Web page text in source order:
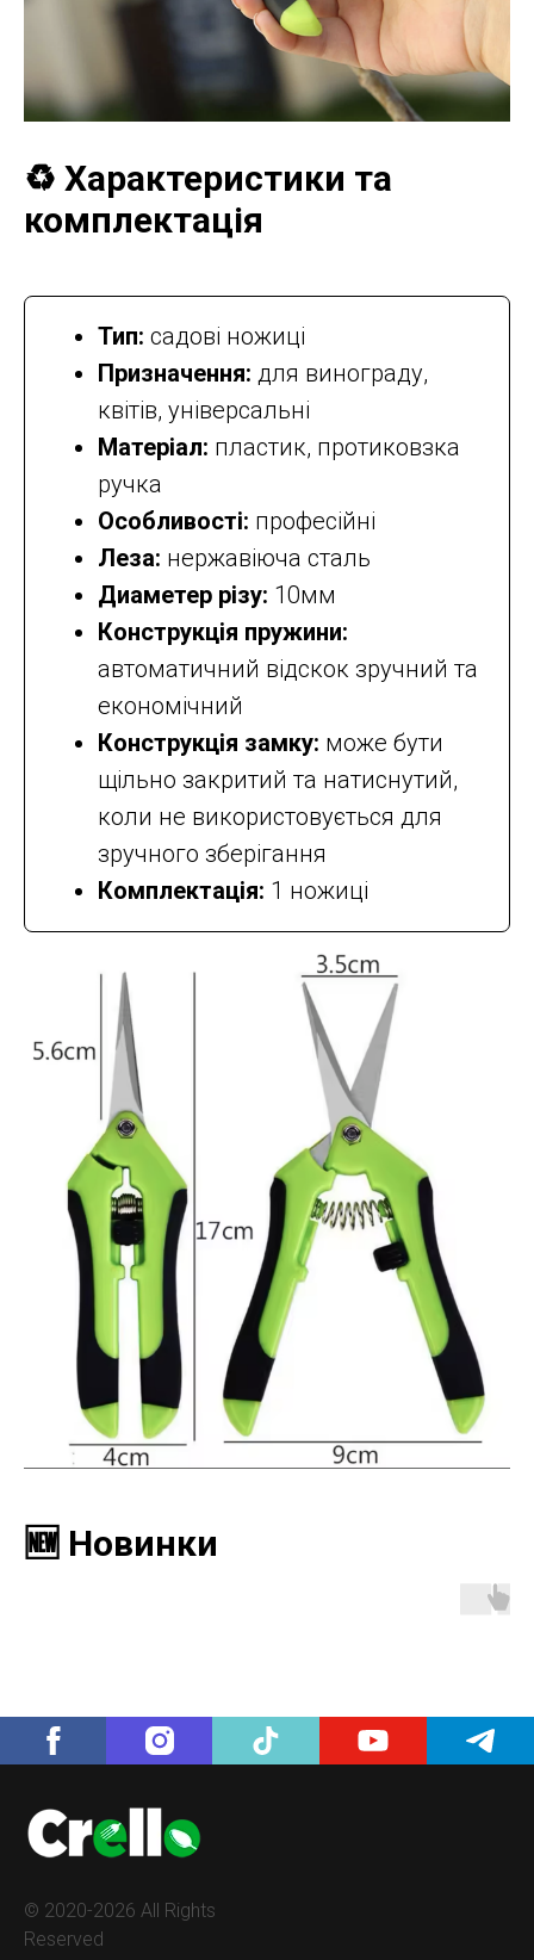
♻️ Характеристики та
комплектація
Тип: садові ножиці
Призначення: для винограду,
квітів, універсальні
Матеріал: пластик, протиковзка
ручка
Особливості: професійні
Леза: нержавіюча сталь
Диаметер різу: 10мм
Конструкція пружини:
автоматичний відскок зручний та
економічний
Конструкція замку: може бути
щільно закритий та натиснутий,
коли не використовується для
зручного зберігання
Комплектація: 1 ножиці
🆕 Новинки
© 2020-2026 All Rights
Reserved